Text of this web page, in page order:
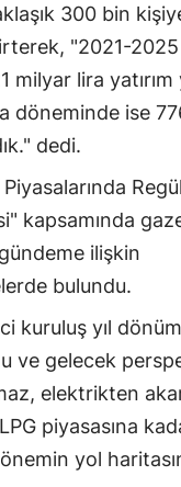
300 bin
"2021-
milyar lira yatırım
döneminde ise
dedi.
kapsamında
ilişkin
bulundu.
kuruluş yıl
ve gelecek
elektrikten
piyasasına
yol